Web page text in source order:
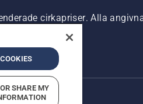
cirkapriser. Alla
SHARE MY